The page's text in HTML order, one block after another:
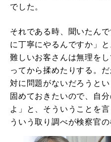
でした。
それである時、聞いたん
に丁寧にやるんですか」
難しいお客さんは無理を
ってから揉めたりする。
対に問題がないだろうと
固めておきたいので、自
よ」と、そういうことを
ういう取り調べが検察官